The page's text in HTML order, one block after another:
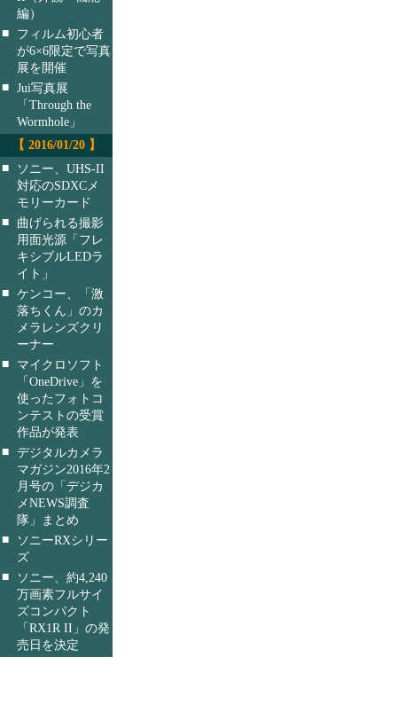
編）
■
フィルム初心者
が6×6限定で写真
展を開催
■ Jui写真展
「Through the
Wormhole」
【 2016/01/20 】
■
ソニー、UHS-II
対応のSDXCメ
モリーカード
■
曲げられる撮影
用面光源「フレ
キシブルLEDラ
イト」
■ ケンコー、「激
落ちくん」のカ
メラレンズクリ
ーナー
■
マイクロソフト
「OneDrive」を
使ったフォトコ
ンテストの受賞
作品が発表
■ デジタルカメラ
マガジン2016年2
月号の「デジカ
メNEWS調査
隊」まとめ
■
ソニーRXシリー
ズ
■
ソニー、約4,240
万画素フルサイ
ズコンパクト
「RX1R II」の発
売日を決定